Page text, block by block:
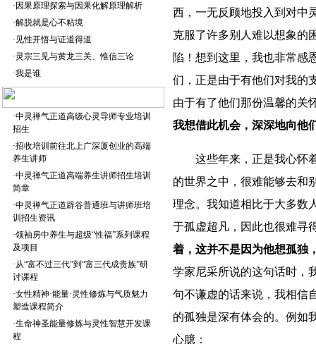
· 因果原理探索与因果化解原理解析
·解脱就是心不粘境
· 见性开悟与证道得道
·灵宗三见与黄龙三关、惟信三论
·我是谁
·中灵禅气正道高级心灵导师专业培训
招生
·招收培训前往北上广深厦创业的高端
养生讲师
·中灵禅气正道高端养生讲师招生培训
简章
·中灵禅气正道辟谷普通班与讲师班培
训招生资讯
·领袖房中养生与超级“性福”系列课程
及项目
·从“富不过三代”到“富三代成贵族”研
讨课程
·女性精神·能量·灵性修炼与气质魅力
塑造课程简介
·生命神圣能量修炼与灵性智慧开发课
程
西，一无反顾地投入到对中
克服了许多别人难以想象的
陷！想到这里，我也非常感
们，正是由于有他们对我的
由于有了他们那份温馨的关
我想借此机会，深深地向他
这些年来，正是我心怀
的世界之中，很难能够去和
理念。我知道相比于大多数
于孤虚超凡，因此也很难寻
着，这并不是因为他想孤独
学家尼采所说的这句话时，
句不谦虚的话来说，我相信
的孤独是深有体会的。例如
心臆：